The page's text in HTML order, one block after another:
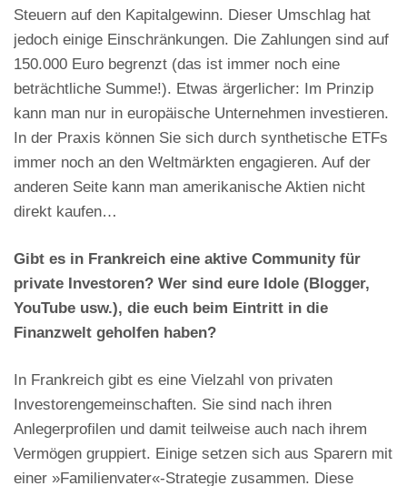
Steuern auf den Kapitalgewinn. Dieser Umschlag hat
jedoch einige Einschränkungen. Die Zahlungen sind auf
150.000 Euro begrenzt (das ist immer noch eine
beträchtliche Summe!). Etwas ärgerlicher: Im Prinzip
kann man nur in europäische Unternehmen investieren.
In der Praxis können Sie sich durch synthetische ETFs
immer noch an den Weltmärkten engagieren. Auf der
anderen Seite kann man amerikanische Aktien nicht
direkt kaufen…
Gibt es in Frankreich eine aktive Community für
private Investoren? Wer sind eure Idole (Blogger,
YouTube usw.), die euch beim Eintritt in die
Finanzwelt geholfen haben?
In Frankreich gibt es eine Vielzahl von privaten
Investorengemeinschaften. Sie sind nach ihren
Anlegerprofilen und damit teilweise auch nach ihrem
Vermögen gruppiert. Einige setzen sich aus Sparern mit
einer »Familienvater«-Strategie zusammen. Diese